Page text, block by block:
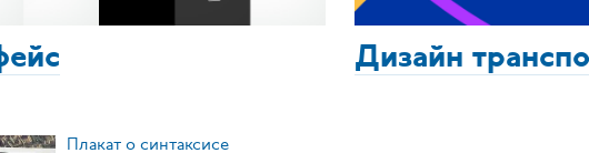
Дизайн
Плакат о синтаксисе